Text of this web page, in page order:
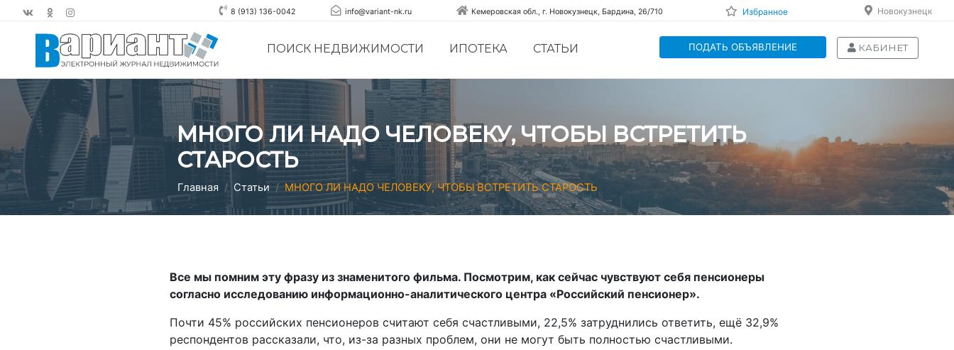
8 (913) 136-0042 info@variant-nk.ru Кемеровская обл., г. Новокузнецк, Бардина, 26/710 Избранное Новокузнецк
ПОИСК НЕДВИЖИМОСТИ ИПОТЕКА СТАТЬИ ПОДАТЬ ОБЪЯВЛЕНИЕ КАБИНЕТ
МНОГО ЛИ НАДО ЧЕЛОВЕКУ, ЧТОБЫ ВСТРЕТИТЬ
СТАРОСТЬ
Главная Статьи МНОГО ЛИ НАДО ЧЕЛОВЕКУ, ЧТОБЫ ВСТРЕТИТЬ СТАРОСТЬ
Все мы помним эту фразу из знаменитого фильма. Посмотрим, как сейчас чувствуют себя пенсионеры
согласно исследованию информационно-аналитического центра «Российский пенсионер».
Почти 45% российских пенсионеров считают себя счастливыми, 22,5% затруднились ответить, ещё 32,9%
респондентов рассказали, что, из-за разных проблем, они не могут быть полностью счастливыми.